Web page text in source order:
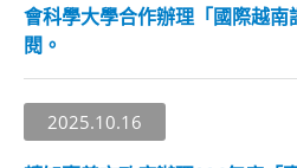
會科學大學合作辦理「國際越南
閱。
2025.10.16